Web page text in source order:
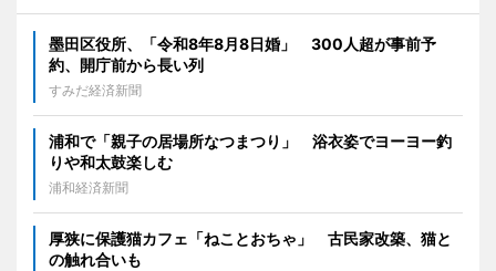
墨田区役所、「令和8年8月8日婚」 300人超が事前予
約、開庁前から長い列
すみだ経済新聞
浦和で「親子の居場所なつまつり」 浴衣姿でヨーヨー釣
りや和太鼓楽しむ
浦和経済新聞
厚狭に保護猫カフェ「ねことおちゃ」 古民家改築、猫と
の触れ合いも